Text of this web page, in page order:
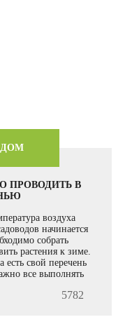
ПРОВОДИТЬ В
воздуха
начинается
собрать
растения к зиме.
есть свой перечень
все выполнять
5782